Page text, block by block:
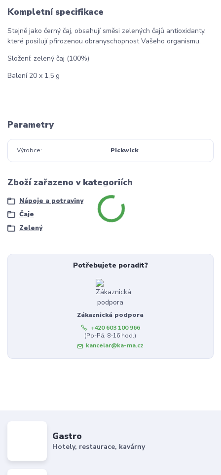
Kompletní specifikace
Stejně jako černý čaj, obsahují směsi zelených čajů antioxidanty,
které posilují přirozenou obranyschopnost Vašeho organismu.
Složení: zelený čaj (100%)
Balení 20 x 1,5 g
Parametry
Výrobce Pickwick
Zboží zařazeno v kategoriích
Nápoje a potraviny
Čaje
Zelený
Potřebujete poradit?
Zákaznická podpora
+420 603 100 966
(Po-Pá, 8-16 hod.)
kancelar@ka-ma.cz
Gastro
Hotely, restaurace, kavárny